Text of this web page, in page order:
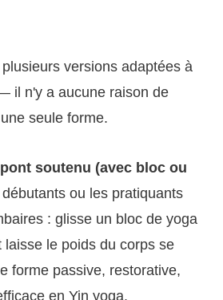
versions adaptées à
il n'y a aucune raison de
seule forme.
soutenu (avec bloc ou
ou les pratiquants
: glisse un bloc de yoga
laisse le poids du corps se
forme passive, restorative,
en Yin yoga.